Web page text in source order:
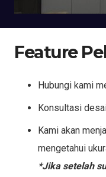
Feature
Hubungi kami
Konsultasi
Kami akan
mengetahui
*Jika setelah